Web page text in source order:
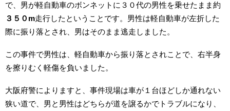
で、男が軽自動車のボンネットに３０代の男性を乗せたまま約
３５０m走行したということです。男性は軽自動車が左折した
際に振り落とされ、男はそのまま逃走しました。
この事件で男性は、軽自動車から振り落とされことで、右半身
を擦りむく軽傷を負いました。
大阪府警によりますと、事件現場は車が１台ほどしか通れない
狭い道で、男と男性はどちらが道を譲るかでトラブルになり、